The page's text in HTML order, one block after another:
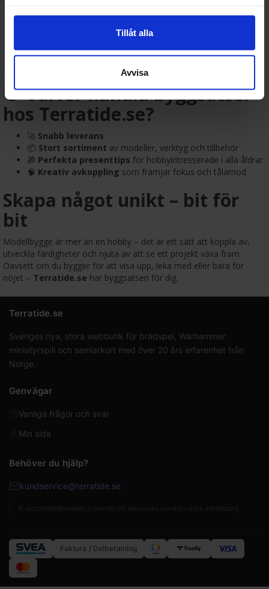
Tillåt alla
Avvisa
med hög detaljrikedom.
Warhammer & miniatyrbyggsatser
Fordon & historiska modeller: Stridsvagnar, flygplan,
🎯 Varför handla byggsatser
hos Terratide.se?
🚀 Snabb leverans
📦 Stort sortiment av modeller, verktyg och tillbehör
🎁 Perfekta presenttips för hobbyintresserade i alla åldrar
🧠 Kreativ avkoppling som främjar fokus och tålamod
Skapa något unikt – bit för
bit
Modellbygge är mer än en hobby – det är ett sätt att koppla av,
utveckla färdigheter och njuta av att se ett projekt växa fram.
Oavsett om du bygger för att visa upp, leka med eller bara för
nöjet – Terratide.se har byggsatsen för dig.
Terratide.se
Sveriges nya, stora webbutik för brädspel, Warhammer
miniatyrspill och samlarkort med över 20 års erfarenhet från
Norge.
Genvägar
Vanliga frågor och svar
Min sida
Behöver du hjälp?
kundservice@terratide.se
Faktura / Delbetalning